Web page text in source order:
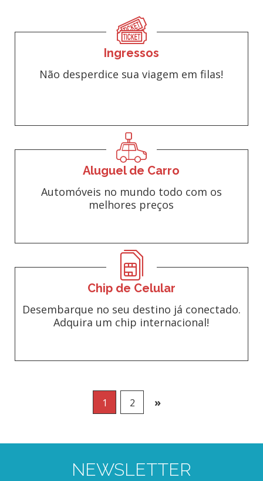
Ingressos
Não desperdice sua viagem em filas!
Aluguel de Carro
Automóveis no mundo todo com os
melhores preços
Chip de Celular
Desembarque no seu destino já conectado.
Adquira um chip internacional!
1 2 »
NEWSLETTER